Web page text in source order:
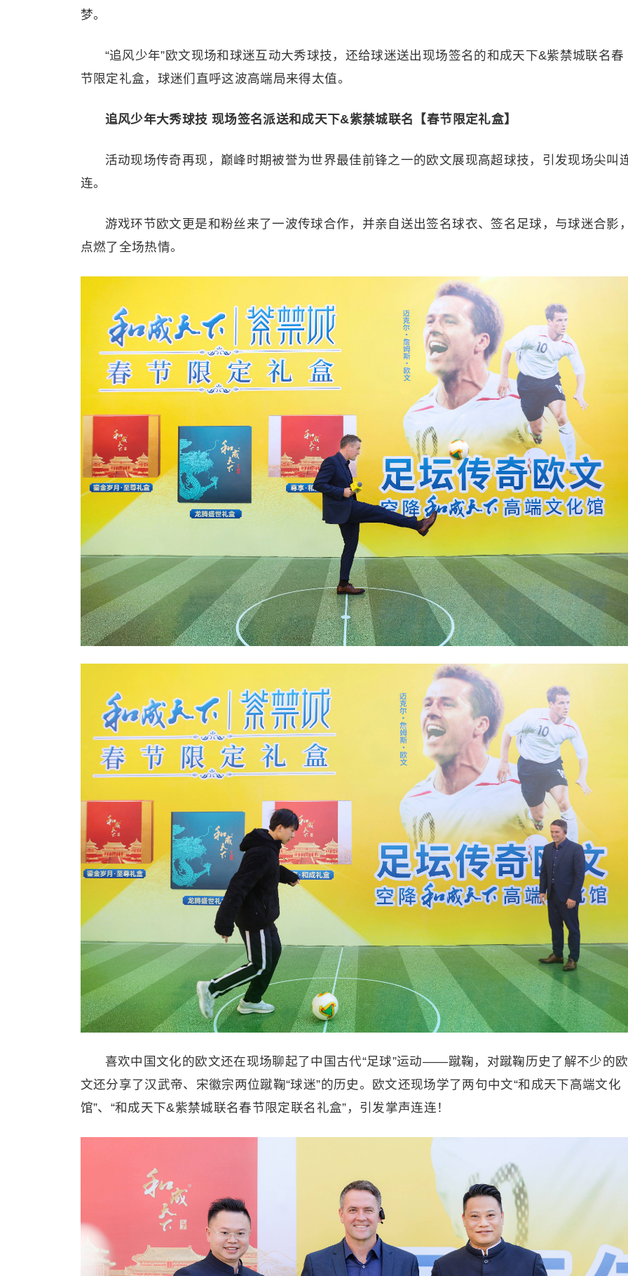
梦。
“追风少年”欧文现场和球迷互动大秀球技，还给球迷送出现场签名的和成天下&紫禁城联名春
节限定礼盒，球迷们直呼这波高端局来得太值。
追风少年大秀球技 现场签名派送和成天下&紫禁城联名【春节限定礼盒】
活动现场传奇再现，巅峰时期被誉为世界最佳前锋之一的欧文展现高超球技，引发现场尖叫
连。
游戏环节欧文更是和粉丝来了一波传球合作，并亲自送出签名球衣、签名足球，与球迷合影
点燃了全场热情。
喜欢中国文化的欧文还在现场聊起了中国古代“足球”运动——蹴鞠，对蹴鞠历史了解不少的欧
文还分享了汉武帝、宋徽宗两位蹴鞠“球迷”的历史。欧文还现场学了两句中文“和成天下高端文化
馆”、“和成天下&紫禁城联名春节限定联名礼盒”，引发掌声连连！